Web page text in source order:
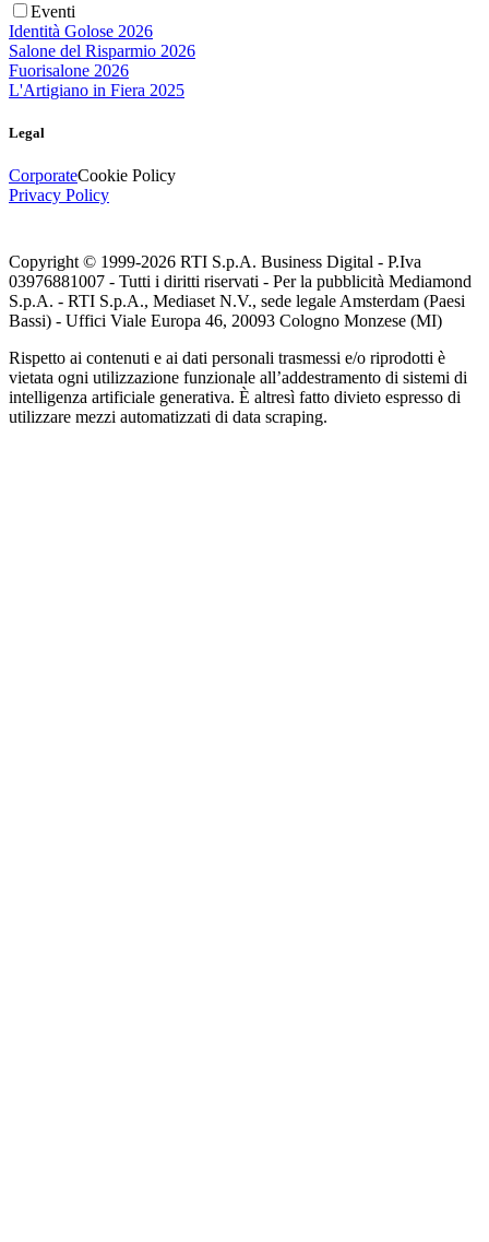
Eventi
Identità Golose 2026
Salone del Risparmio 2026
Fuorisalone 2026
L'Artigiano in Fiera 2025
Legal
CorporateCookie Policy
Privacy Policy
Copyright © 1999-2026 RTI S.p.A. Business Digital - P.Iva
03976881007 - Tutti i diritti riservati - Per la pubblicità Mediamond
S.p.A. - RTI S.p.A., Mediaset N.V., sede legale Amsterdam (Paesi
Bassi) - Uffici Viale Europa 46, 20093 Cologno Monzese (MI)
Rispetto ai contenuti e ai dati personali trasmessi e/o riprodotti è
vietata ogni utilizzazione funzionale all’addestramento di sistemi di
intelligenza artificiale generativa. È altresì fatto divieto espresso di
utilizzare mezzi automatizzati di data scraping.